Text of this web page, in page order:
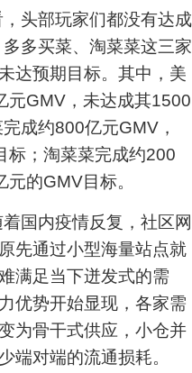
头部玩家们都没有达成
多买菜、淘菜菜这三家
达预期目标。其中，美
元GMV，未达成其1500
成约800亿元GMV，
标；淘菜菜完成约200
的GMV目标。
内疫情反复，社区网
先通过小型海量站点就
满足当下迸发式的需
优势开始显现，各家需
为骨干式供应，小仓并
端对端的流通损耗。